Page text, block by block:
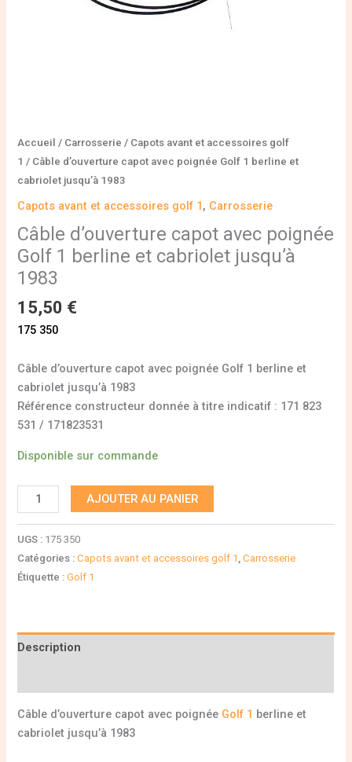
Accueil / Carrosserie / Capots avant et accessoires golf
1 / Câble d’ouverture capot avec poignée Golf 1 berline et
cabriolet jusqu’à 1983
Capots avant et accessoires golf 1, Carrosserie
Câble d’ouverture capot avec poignée
Golf 1 berline et cabriolet jusqu’à
1983
15,50 €
175 350
Câble d’ouverture capot avec poignée Golf 1 berline et
cabriolet jusqu’à 1983
Référence constructeur donnée à titre indicatif : 171 823
531 / 171823531
Disponible sur commande
AJOUTER AU PANIER
UGS : 175 350
Catégories :Capots avant et accessoires golf 1 ,Carrosserie
Étiquette :Golf 1
Description
Câble d’ouverture capot avec poignée Golf 1 berline et
cabriolet jusqu’à 1983